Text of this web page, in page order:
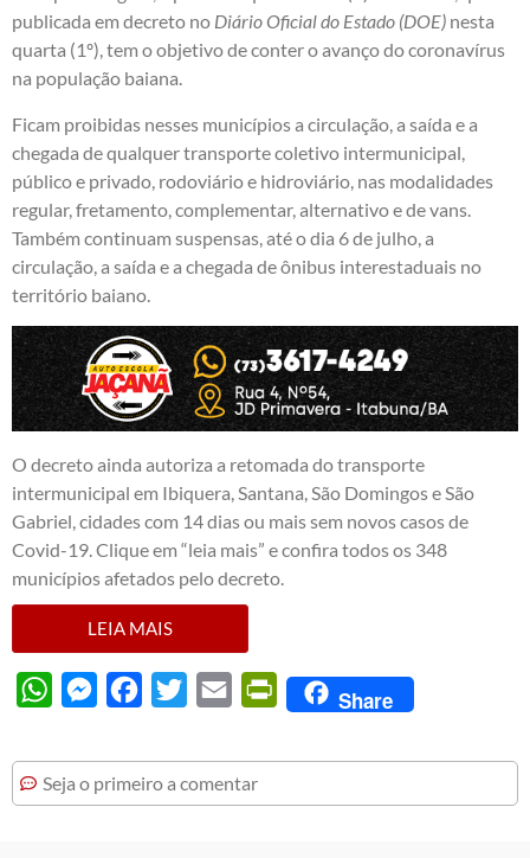
publicada em decreto no Diário Oficial do Estado (DOE) nesta
quarta (1º), tem o objetivo de conter o avanço do coronavírus
na população baiana.
Ficam proibidas nesses municípios a circulação, a saída e a
chegada de qualquer transporte coletivo intermunicipal,
público e privado, rodoviário e hidroviário, nas modalidades
regular, fretamento, complementar, alternativo e de vans.
Também continuam suspensas, até o dia 6 de julho, a
circulação, a saída e a chegada de ônibus interestaduais no
território baiano.
O decreto ainda autoriza a retomada do transporte
intermunicipal em Ibiquera, Santana, São Domingos e São
Gabriel, cidades com 14 dias ou mais sem novos casos de
Covid-19. Clique em “leia mais” e confira todos os 348
municípios afetados pelo decreto.
LEIA MAIS
WhatsAppMessengerFacebook
Twitter Email PrintFriendly
Share
Seja o primeiro a comentar